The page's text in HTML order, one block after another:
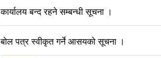
कार्यालय बन्द रहने सम्बन्धी सूचना ।
बोल पत्र स्वीकृत गर्ने आसयको सूचना ।